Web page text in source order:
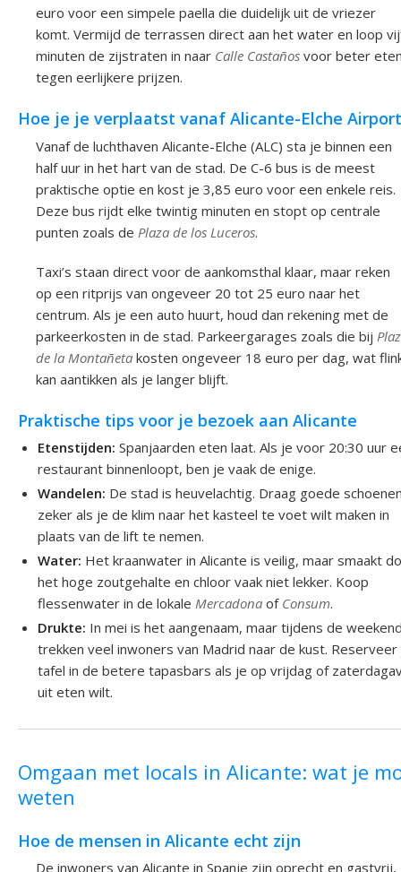
euro voor een simpele paella die duidelijk uit de vriezer
komt. Vermijd de terrassen direct aan het water en loop
minuten de zijstraten in naar Calle Castaños voor beter
tegen eerlijkere prijzen.
Hoe je je verplaatst vanaf Alicante-Elche Airport
Vanaf de luchthaven Alicante-Elche (ALC) sta je binnen een
half uur in het hart van de stad. De C-6 bus is de meest
praktische optie en kost je 3,85 euro voor een enkele reis.
Deze bus rijdt elke twintig minuten en stopt op centrale
punten zoals de Plaza de los Luceros.
Taxi’s staan direct voor de aankomsthal klaar, maar reken
op een ritprijs van ongeveer 20 tot 25 euro naar het
centrum. Als je een auto huurt, houd dan rekening met de
parkeerkosten in de stad. Parkeergarages zoals die bij
de la Montañeta kosten ongeveer 18 euro per dag, wat
kan aantikken als je langer blijft.
Praktische tips voor je bezoek aan Alicante
Etenstijden: Spanjaarden eten laat. Als je voor 20:30 uur
restaurant binnenloopt, ben je vaak de enige.
Wandelen: De stad is heuvelachtig. Draag goede
zeker als je de klim naar het kasteel te voet wilt maken in
plaats van de lift te nemen.
Water: Het kraanwater in Alicante is veilig, maar smaakt
het hoge zoutgehalte en chloor vaak niet lekker. Koop
flessenwater in de lokaleMercadona of Consum.
Drukte: In mei is het aangenaam, maar tijdens de
trekken veel inwoners van Madrid naar de kust.
tafel in de betere tapasbars als je op vrijdag of
uit eten wilt.
Omgaan met locals in Alicante: wat je
weten
Hoe de mensen in Alicante echt zijn
De inwoners van Alicante in Spanje zijn oprecht en gastvrij,